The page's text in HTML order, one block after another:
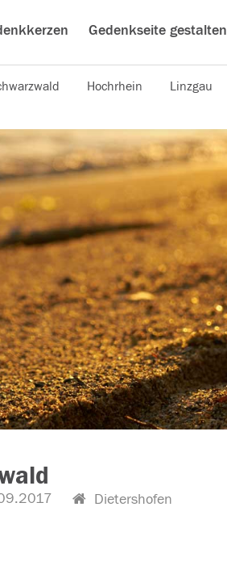
Gedenkseite gestalten
Hochrhein Linzgau
Dietershofen